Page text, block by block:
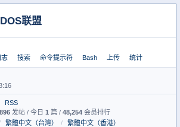
联盟
志 搜索 命令提示符 Bash 上传 统计
RSS
发帖 / 今日 1 篇 / 48,254 会员排行
繁體中文（台灣） / 繁體中文（香港）